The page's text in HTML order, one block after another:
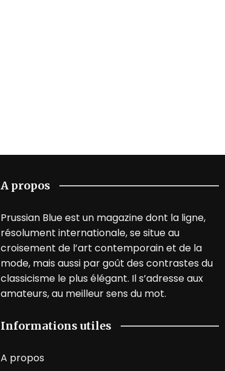
A propos
Prussian Blue est un magazine dont la ligne,
résolument internationale, se situe au
croisement de l’art contemporain et de la
mode, mais aussi par goût des contrastes du
classicisme le plus élégant. Il s’adresse aux
amateurs, au meilleur sens du mot.
Informations utiles
A propos